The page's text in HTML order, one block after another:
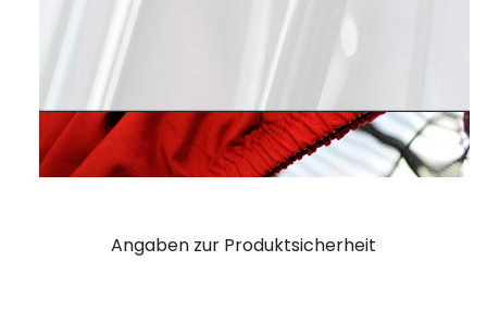
Angaben zur Produktsicherheit